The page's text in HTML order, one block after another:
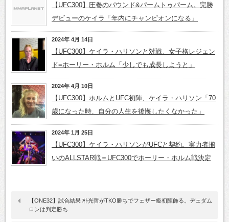
【UFC300】圧巻のパウンド&パームトゥパーム。完勝
デビューのケイラ「年内にチャンピオンになる」
2024年 4月 14日
【UFC300】ケイラ・ハリソンと対戦、女子格レジェン
ド=ホーリー・ホルム「少しでも成長しようと」
2024年 4月 10日
【UFC300】ホルムとUFC初陣、ケイラ・ハリソン「70
歳になった時、自分の人生を後悔したくなかった」
2024年 1月 25日
【UFC300】ケイラ・ハリソンがUFCと契約。実力者揃
いのALLSTAR戦＝UFC300でホーリー・ホルム戦決定
【ONE32】試合結果 朴光哲がTKO勝ちでフェザー級初陣飾る。デェダム
ロンは判定勝ち